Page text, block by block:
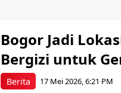
Berita
Bogor Jadi
Bergizi untuk
17 Mei 2026, 6:21 PM